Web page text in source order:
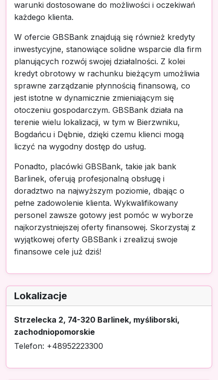
warunki dostosowane do możliwości i oczekiwań
każdego klienta.
W ofercie GBSBank znajdują się również kredyty
inwestycyjne, stanowiące solidne wsparcie dla firm
planujących rozwój swojej działalności. Z kolei
kredyt obrotowy w rachunku bieżącym umożliwia
sprawne zarządzanie płynnością finansową, co
jest istotne w dynamicznie zmieniającym się
otoczeniu gospodarczym. GBSBank działa na
terenie wielu lokalizacji, w tym w Bierzwniku,
Bogdańcu i Dębnie, dzięki czemu klienci mogą
liczyć na wygodny dostęp do usług.
Ponadto, placówki GBSBank, takie jak bank
Barlinek, oferują profesjonalną obsługę i
doradztwo na najwyższym poziomie, dbając o
pełne zadowolenie klienta. Wykwalifikowany
personel zawsze gotowy jest pomóc w wyborze
najkorzystniejszej oferty finansowej. Skorzystaj z
wyjątkowej oferty GBSBank i zrealizuj swoje
finansowe cele już dziś!
Lokalizacje
Strzelecka 2, 74-320 Barlinek, myśliborski,
zachodniopomorskie
Telefon: +48952223300